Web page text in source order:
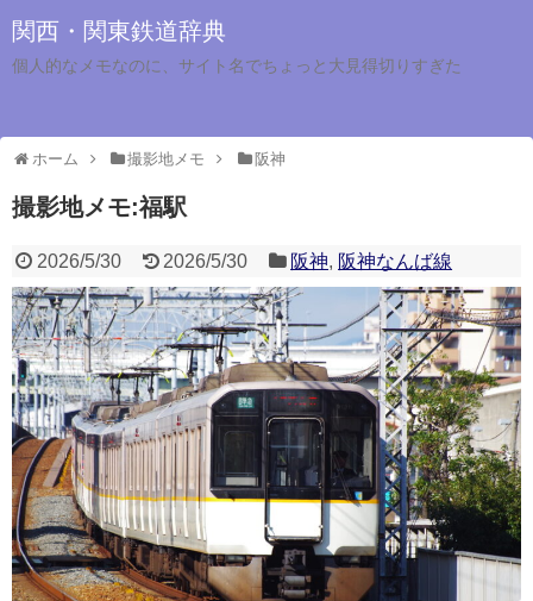
関西・関東鉄道辞典
個人的なメモなのに、サイト名でちょっと大見得切りすぎた
ホーム 撮影地メモ 阪神
撮影地メモ:福駅
2026/5/30 2026/5/30 阪神, 阪神なんば線